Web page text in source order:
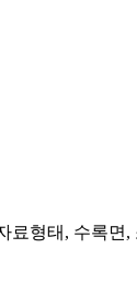
료형태, 수록면,